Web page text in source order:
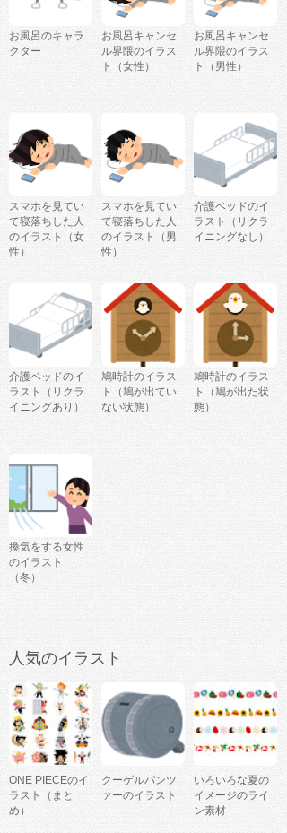
お風呂のキャラ
クター
お風呂キャンセ
ル界隈のイラス
ト（女性）
お風呂キャンセ
ル界隈のイラス
ト（男性）
スマホを見てい
て寝落ちした人
のイラスト（女
性）
スマホを見てい
て寝落ちした人
のイラスト（男
性）
介護ベッドのイ
ラスト（リクラ
イニングなし）
介護ベッドのイ
ラスト（リクラ
イニングあり）
鳩時計のイラス
ト（鳩が出てい
ない状態）
鳩時計のイラス
ト（鳩が出た状
態）
換気をする女性
のイラスト
（冬）
人気のイラスト
ONE PIECEのイ
ラスト（まと
め）
クーゲルパンツ
ァーのイラスト
いろいろな夏の
イメージのライ
ン素材